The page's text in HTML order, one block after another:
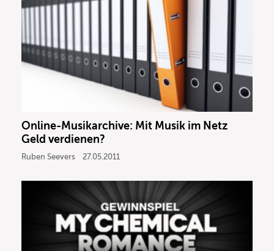
Online-Musikarchive: Mit Musik im Netz
Geld verdienen?
Ruben Seevers 27.05.2011